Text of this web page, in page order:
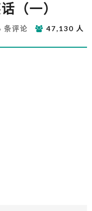
（一）
条评论
47,130 人